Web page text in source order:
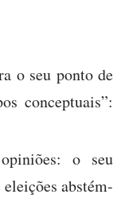
o seu ponto de
conceptuais”:
o seu
abstém-